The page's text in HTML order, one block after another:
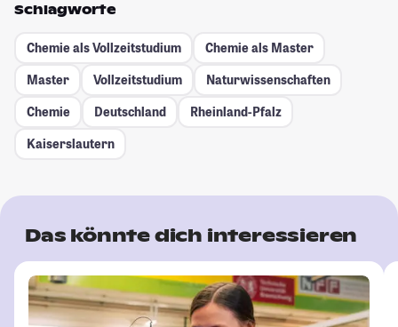
Schlagworte
Chemie als Vollzeitstudium
Chemie als Master
Master
Vollzeitstudium
Naturwissenschaften
Chemie
Deutschland
Rheinland-Pfalz
Kaiserslautern
Das könnte dich interessieren